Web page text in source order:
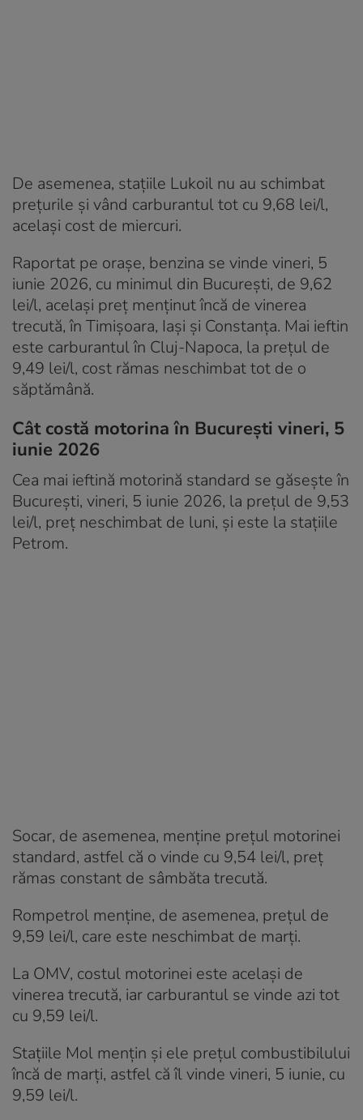
De asemenea, stațiile Lukoil nu au schimbat
prețurile și vând carburantul tot cu 9,68 lei/l,
același cost de miercuri.
Raportat pe orașe, benzina se vinde vineri, 5
iunie 2026, cu minimul din București, de 9,62
lei/l, același preț menținut încă de vinerea
trecută, în Timișoara, Iași și Constanța. Mai ieftin
este carburantul în Cluj-Napoca, la prețul de
9,49 lei/l, cost rămas neschimbat tot de o
săptămână.
Cât costă motorina în București vineri, 5
iunie 2026
Cea mai ieftină motorină standard se găsește în
București, vineri, 5 iunie 2026, la prețul de 9,53
lei/l, preț neschimbat de luni, și este la stațiile
Petrom.
Socar, de asemenea, menține prețul motorinei
standard, astfel că o vinde cu 9,54 lei/l, preț
rămas constant de sâmbăta trecută.
Rompetrol menține, de asemenea, prețul de
9,59 lei/l, care este neschimbat de marți.
La OMV, costul motorinei este același de
vinerea trecută, iar carburantul se vinde azi tot
cu 9,59 lei/l.
Stațiile Mol mențin și ele prețul combustibilului
încă de marți, astfel că îl vinde vineri, 5 iunie, cu
9,59 lei/l.